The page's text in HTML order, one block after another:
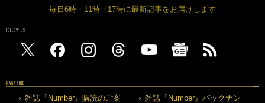
毎日6時・11時・17時に最新記事をお届けします
FOLLOW US
MAGAZINE
雑誌『Number』購読のご案
雑誌『Number』バックナン